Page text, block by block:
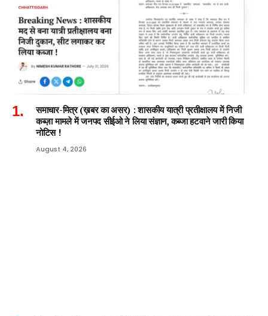
समाचार-मित्र (ख़बर का असर) : शासकीय यात्री प्रतीक्षालय में निजी
कब्ज़ा मामले में जनपद सीईओ ने लिया संज्ञान, कब्जा हटवाने जारी किया
नोटिस !
August 4, 2026